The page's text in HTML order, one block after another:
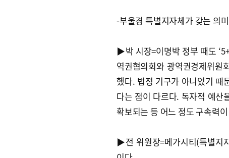
-부울경 특별지자체가 갖는 의
▶박 시장=이명박 정부 때도
역권협의회와 광역권경제위원
했다. 법정 기구가 아니었기 때
다는 점이 다르다. 독자적 예산
확보되는 등 어느 정도 구속력
▶전 위원장=메가시티(특별지